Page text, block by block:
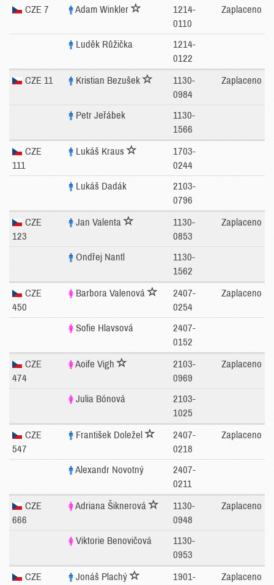
CZE 7 Adam Winkler
1214-
0110
Zaplaceno
Luděk Růžička
1214-
0122
CZE 11 Kristian Bezušek
1130-
0984
Zaplaceno
Petr Jeřábek
1130-
1566
CZE
111
Lukáš Kraus
1703-
0244
Lukáš Dadák
2103-
0796
CZE
123
Jan Valenta
1130-
0853
Zaplaceno
Ondřej Nantl
1130-
1562
CZE
450
Barbora Valenová
2407-
0254
Zaplaceno
Sofie Hlavsová
2407-
0152
CZE
474
Aoife Vigh
2103-
0969
Zaplaceno
Julia Bónová
2103-
1025
CZE
547
František Doležel
2407-
0218
Zaplaceno
Alexandr Novotný
2407-
0211
CZE
666
Adriana Šiknerová
1130-
0948
Zaplaceno
Viktorie Benovičová
1130-
0953
CZE
Jonáš Plachý
1901-
Zaplaceno